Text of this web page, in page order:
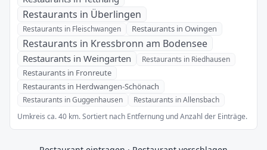
Restaurants in Überlingen
Restaurants in Fleischwangen Restaurants in Owingen
Restaurants in Kressbronn am Bodensee
Restaurants in Weingarten Restaurants in Riedhausen
Restaurants in Fronreute
Restaurants in Herdwangen-Schönach
Restaurants in Guggenhausen
Restaurants in Allensbach
Umkreis ca. 40 km. Sortiert nach Entfernung und Anzahl der Einträge.